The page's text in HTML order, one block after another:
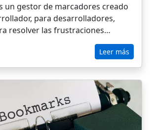
un gestor de marcadores creado
para desarrolladores,
resolver las frustraciones
pestañas desordenadas,
dispersos y recursos perdidos. A
las herramientas básicas del
las aplicaciones limitadas,
ofrece sincronización entre
lectura sin conexión, organización
proyecto o pila y una potente
guarda pestañas, extrae enlaces
Leer más